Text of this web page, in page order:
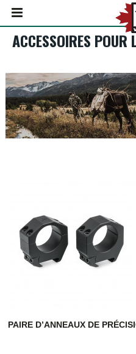
ACCESSOIRES POUR
PAIRE D’ANNEAUX DE